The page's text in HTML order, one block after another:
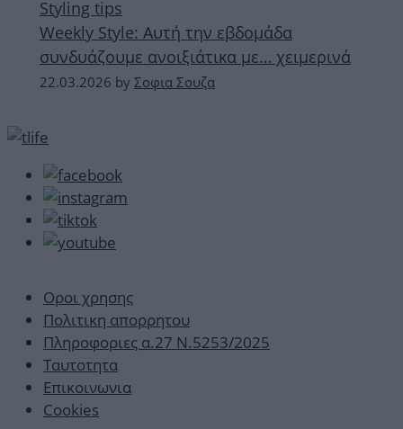
Styling tips
Weekly Style: Aυτή την εβδομάδα
συνδυάζουμε ανοιξιάτικα με… χειμερινά
22.03.2026 by Σοφια Σουζα
Οροι χρησης
Πολιτικη απορρητου
Πληροφοριες α.27 Ν.5253/2025
Ταυτοτητα
Επικοινωνια
Cookies